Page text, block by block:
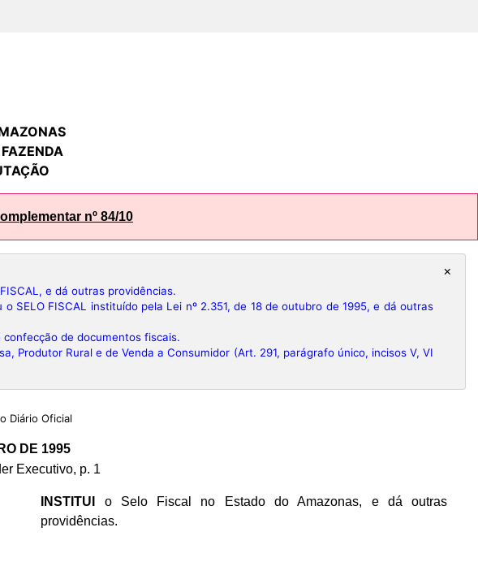
nº 84/10
×
e dá outras providências.
SELO FISCAL instituído pela Lei nº 2.351, de 18 de outubro de 1995, e dá outras
de documentos fiscais.
Produtor Rural e de Venda a Consumidor (Art. 291, parágrafo único, incisos V, VI
Diário Oficial
DE 1995
Executivo, p. 1
INSTITUI
o Selo Fiscal no Estado do Amazonas, e dá outras
providências.